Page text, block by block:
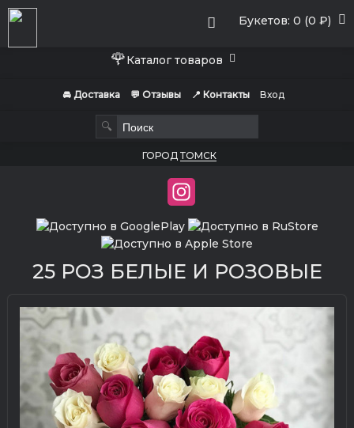
Букетов: 0 (0 ₽)
🌹Каталог товаров
🚘 Доставка 💬 Отзывы 📍 Контакты Вход
🔍
ГОРОД ТОМСК
25 РОЗ БЕЛЫЕ И РОЗОВЫЕ